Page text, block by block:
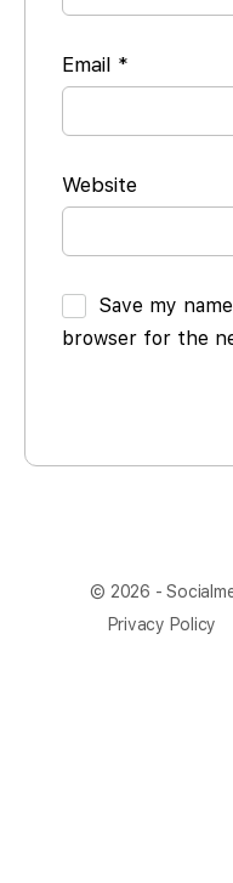
Email *
Website
Save my
browser for the
© 2026 -
Privacy Policy